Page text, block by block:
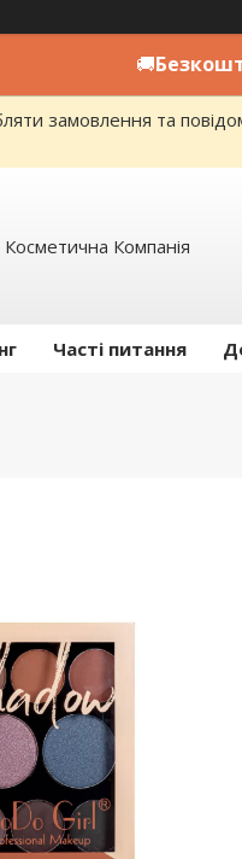
🚚
замовлення та
Косметична Компанія
Часті питання